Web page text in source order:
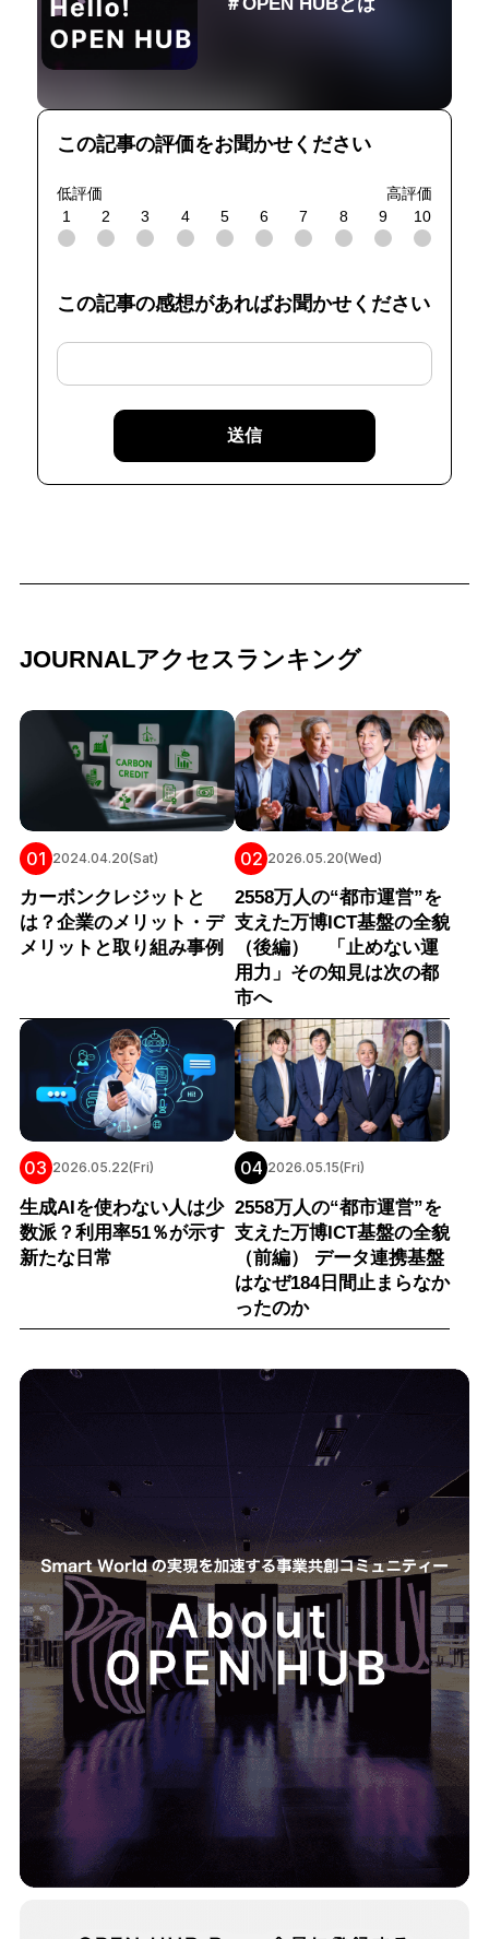
この記事の評価をお聞かせください
低評価
高評価
1
2 3 4 5 6 7 8 9 10
この記事の感想があればお聞かせください
送信
JOURNALアクセスランキング
01 2024.04.20(Sat)
カーボンクレジットと
は？企業のメリット・デ
メリットと取り組み事例
02 2026.05.20(Wed)
2558万人の“都市運営”を
支えた万博ICT基盤の全貌
（後編） 「止めない運
用力」その知見は次の都
市へ
03 2026.05.22(Fri)
生成AIを使わない人は少
数派？利用率51％が示す
新たな日常
04 2026.05.15(Fri)
2558万人の“都市運営”を
支えた万博ICT基盤の全貌
（前編） データ連携基盤
はなぜ184日間止まらなか
ったのか